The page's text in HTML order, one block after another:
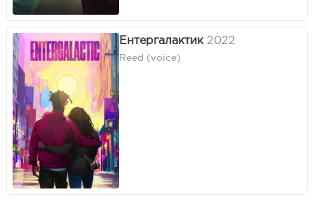
Ентергалактик 2022
Reed (voice)